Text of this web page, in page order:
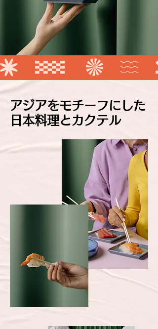
アジアをモチーフにした
日本料理とカクテル